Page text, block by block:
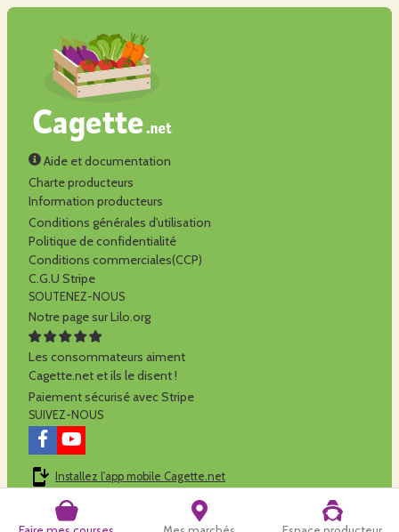
Aide et documentation
Charte producteurs
Information producteurs
Conditions générales d'utilisation
Politique de confidentialité
Conditions commerciales(CCP)
C.G.U Stripe
SOUTENEZ-NOUS
Notre page sur Lilo.org
Les consommateurs aiment
Cagette.net et ils le disent !
Paiement sécurisé avec Stripe
SUIVEZ-NOUS
Installez l'app mobile Cagette.net
Cagette.net est réalisé par la SCOP Alilo